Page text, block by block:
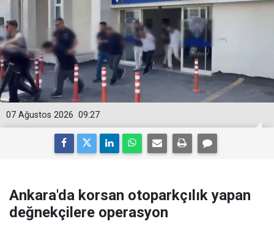
09:27
07 Ağustos 2026
Ankara'da korsan otoparkçılık yapan
değnekçilere operasyon